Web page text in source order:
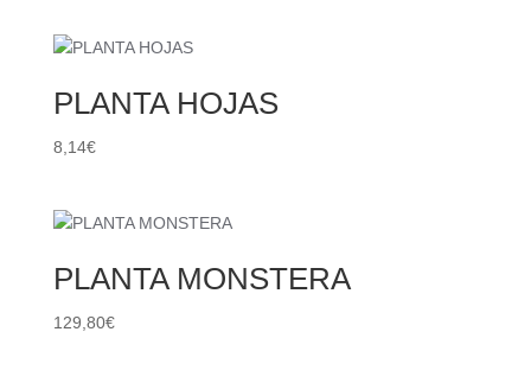
PLANTA HOJAS
8,14€
PLANTA MONSTERA
129,80€